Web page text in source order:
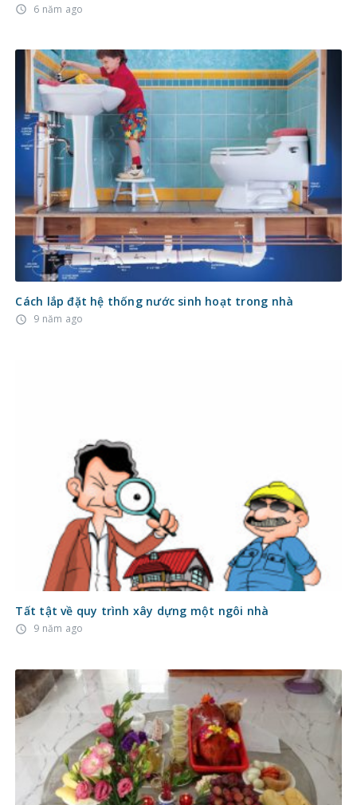
access_time 6 năm ago
Cách lắp đặt hệ thống nước sinh hoạt trong nhà
access_time 9 năm ago
Tất tật về quy trình xây dựng một ngôi nhà
access_time 9 năm ago